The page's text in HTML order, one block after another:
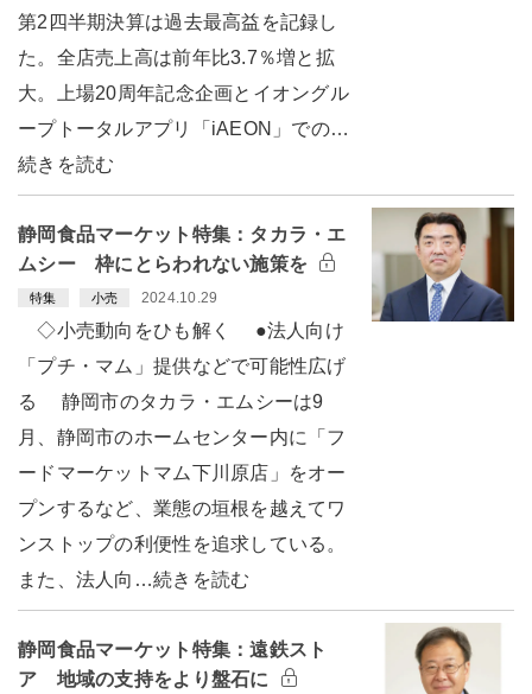
第2四半期決算は過去最高益を記録し
た。全店売上高は前年比3.7％増と拡
大。上場20周年記念企画とイオングル
ープトータルアプリ「iAEON」での…
続きを読む
静岡食品マーケット特集：タカラ・エ
ムシー 枠にとらわれない施策を
特集 小売 2024.10.29
◇小売動向をひも解く ●法人向け
「プチ・マム」提供などで可能性広げ
る 静岡市のタカラ・エムシーは9
月、静岡市のホームセンター内に「フ
ードマーケットマム下川原店」をオー
プンするなど、業態の垣根を越えてワ
ンストップの利便性を追求している。
また、法人向…続きを読む
静岡食品マーケット特集：遠鉄スト
ア 地域の支持をより盤石に